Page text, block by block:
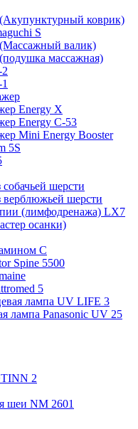
коврик)
S
валик)
массажная)
Energy X
Energy C-53
Mini Energy Booster
5S
шерсти
верблюжьей шерсти
(лимфодренажа) LX7
осанки)
C
Spine 5500
5
лампа UV LIFE 3
лампа Panasonic UV 25
2
шеи NM 2601